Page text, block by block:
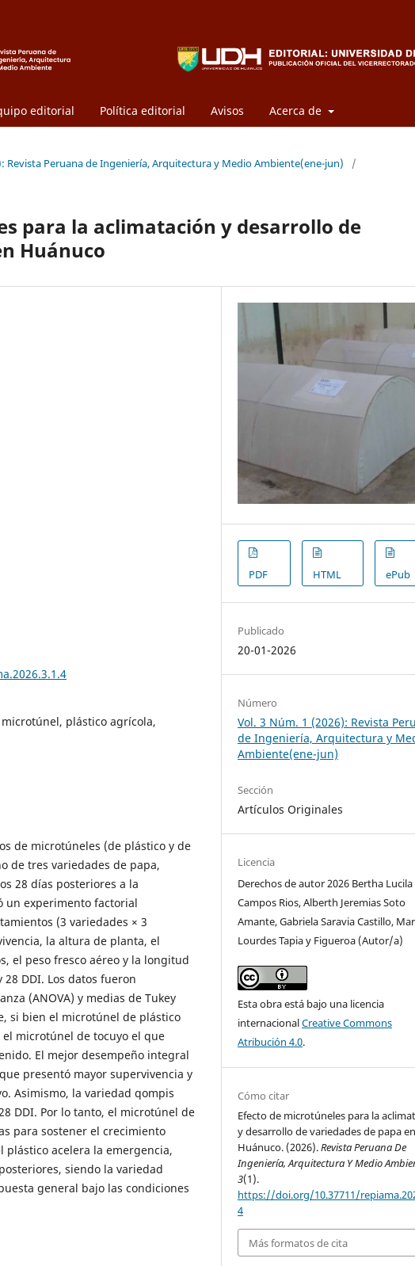
editorial Política editorial Avisos Acerca de
Revista Peruana de Ingeniería, Arquitectura y Medio Ambiente(ene-jun)
/
para la aclimatación y desarrollo de
Huánuco
plástico agrícola,
de microtúneles (de plástico y de
de tres variedades de papa,
28 días posteriores a la
un experimento factorial
(3 variedades × 3
la altura de planta, el
el peso fresco aéreo y la longitud
DDI. Los datos fueron
(ANOVA) y medias de Tukey
si bien el microtúnel de plástico
microtúnel de tocuyo el que
El mejor desempeño integral
presentó mayor supervivencia y
Asimismo, la variedad qompis
DDI. Por lo tanto, el microtúnel de
para sostener el crecimiento
acelera la emergencia,
siendo la variedad
general bajo las condiciones
PDF HTML ePub
Publicado
20-01-2026
Número
Vol. 3 Núm. 1 (2026): Revista
de Ingeniería, Arquitectura y
Ambiente(ene-jun)
Sección
Artículos Originales
Licencia
Derechos de autor 2026 Bertha Lucila
Campos Rios, Alberth Jeremias Soto
Amante, Gabriela Saravia Castillo,
Lourdes Tapia y Figueroa (Autor/a)
Esta obra está bajo una licencia
internacionalCreative Commons
Atribución 4.0.
Cómo citar
Efecto de microtúneles para la
y desarrollo de variedades de papa en
Huánuco. (2026).Revista Peruana De
Ingeniería, Arquitectura Y Medio
3(1).
https://doi.org/10.37711/
4
Más formatos de cita